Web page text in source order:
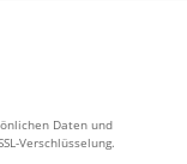
Daten und
Verschlüsselung.